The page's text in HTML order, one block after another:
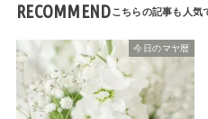
RECOMMEND
今日のマヤ暦